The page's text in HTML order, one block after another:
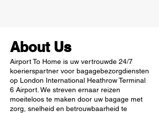
About Us
Airport To Home is uw vertrouwde 24/7
koerierspartner voor bagagebezorgdiensten
op London International Heathrow Terminal
6 Airport. We streven ernaar reizen
moeiteloos te maken door uw bagage met
zorg, snelheid en betrouwbaarheid te